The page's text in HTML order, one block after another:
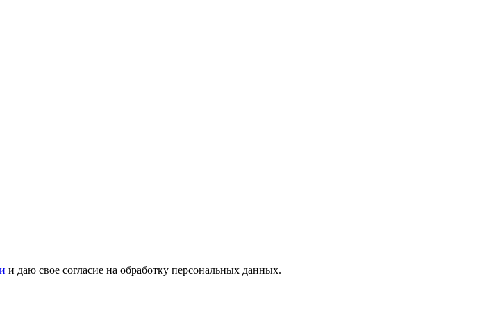
и даю свое согласие на обработку персональных данных.